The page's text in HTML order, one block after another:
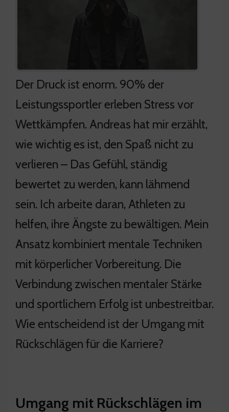
Der Druck ist enorm. 90% der
Leistungssportler erleben Stress vor
Wettkämpfen. Andreas hat mir erzählt,
wie wichtig es ist, den Spaß nicht zu
verlieren – Das Gefühl, ständig
bewertet zu werden, kann lähmend
sein. Ich arbeite daran, Athleten zu
helfen, ihre Ängste zu bewältigen. Mein
Ansatz kombiniert mentale Techniken
mit körperlicher Vorbereitung. Die
Verbindung zwischen mentaler Stärke
und sportlichem Erfolg ist unbestreitbar.
Wie entscheidend ist der Umgang mit
Rückschlägen für die Karriere?
Umgang mit Rückschlägen im